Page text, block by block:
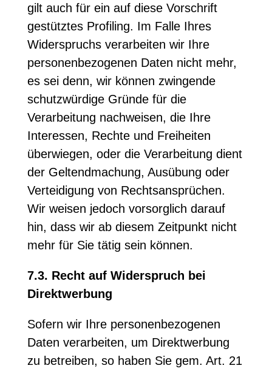
gilt auch für ein auf diese Vorschrift
gestütztes Profiling. Im Falle Ihres
Widerspruchs verarbeiten wir Ihre
personenbezogenen Daten nicht mehr,
es sei denn, wir können zwingende
schutzwürdige Gründe für die
Verarbeitung nachweisen, die Ihre
Interessen, Rechte und Freiheiten
überwiegen, oder die Verarbeitung dient
der Geltendmachung, Ausübung oder
Verteidigung von Rechtsansprüchen.
Wir weisen jedoch vorsorglich darauf
hin, dass wir ab diesem Zeitpunkt nicht
mehr für Sie tätig sein können.
7.3. Recht auf Widerspruch bei
Direktwerbung
Sofern wir Ihre personenbezogenen
Daten verarbeiten, um Direktwerbung
zu betreiben, so haben Sie gem. Art. 21